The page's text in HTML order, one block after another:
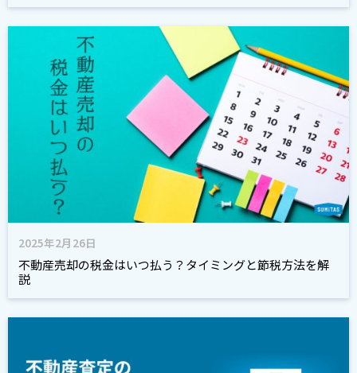
2025年2月26日
不動産売却の税金はいつ払う？タイミングと節税方法を解
説